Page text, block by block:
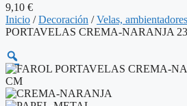
9,10 €
Inicio /Decoración /Velas,
PORTAVELAS CREMA-NARANJA